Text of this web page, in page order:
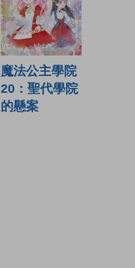
魔法公主學院
20：聖代學院
的懸案